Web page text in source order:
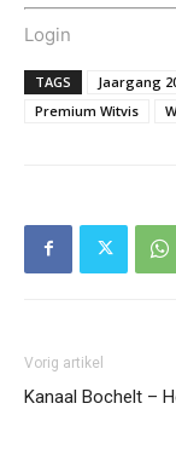
Login
TAGS Jaargang
Premium Witvis
Vorig artikel
Kanaal Bochelt –